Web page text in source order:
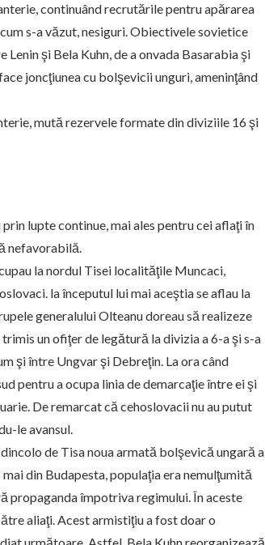
continuând recrutările pentru apărarea
s-a văzut, nesiguri. Obiectivele sovietice
şi Bela Kuhn, de a onvada Basarabia şi
joncţiunea cu bolşevicii unguri, ameninţând
mută rezervele formate din diviziile 16 şi
lupte continue, mai ales pentru cei aflaţi în
nefavorabilă.
la nordul Tisei localităţile Muncaci,
la începutul lui mai aceştia se aflau la
generalului Olteanu doreau să realizeze
un ofiţer de legătură la divizia a 6-a şi s-a
şi între Ungvar şi Debreţin. La ora când
pentru a ocupa linia de demarcaţie între ei şi
De remarcat că cehoslovacii nu au putut
le avansul.
de Tisa noua armată bolşevică ungară a
din Budapesta, populaţia era nemulţumită
propaganda împotriva regimului. În aceste
aliaţi. Acest armistiţiu a fost doar o